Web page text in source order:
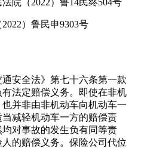
院（2022）鲁14民终504号
2022）鲁民申9303号
安全法》第七十六条第一款
法定赔偿义务。即使在非机
并非由非机动车向机动车一
减轻机动车一方的赔偿责
对事故的发生负有同等责
的赔偿义务。保险公司代位